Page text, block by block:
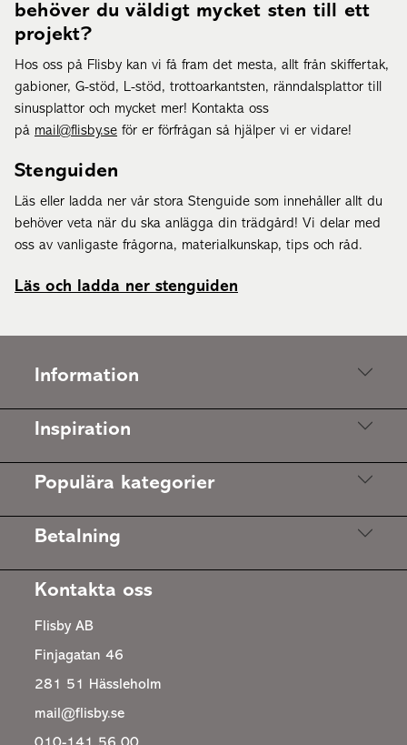
behöver du väldigt mycket sten till ett
projekt?
Hos oss på Flisby kan vi få fram det mesta, allt från skiffertak,
gabioner, G-stöd, L-stöd, trottoarkantsten, ränndalsplattor till
sinusplattor och mycket mer! Kontakta oss
på mail@flisby.se för er förfrågan så hjälper vi er vidare!
Stenguiden
Läs eller ladda ner vår stora Stenguide som innehåller allt du
behöver veta när du ska anlägga din trädgård! Vi delar med
oss av vanligaste frågorna, materialkunskap, tips och råd.
Läs och ladda ner stenguiden
Information
Inspiration
Populära kategorier
Betalning
Kontakta oss
Flisby AB
Finjagatan 46
281 51 Hässleholm
mail@flisby.se